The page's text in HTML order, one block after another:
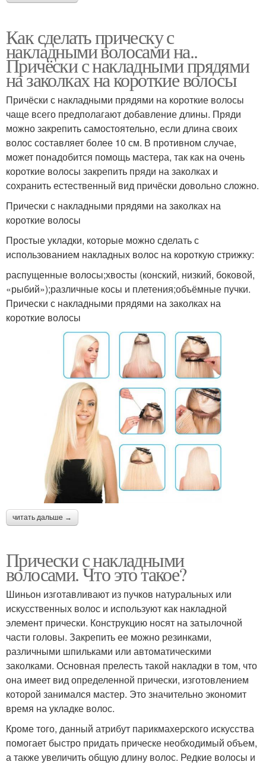
Как сделать прическу с
накладными волосами на..
Причёски с накладными прядями
на заколках на короткие волосы
Причёски с накладными прядями на короткие волосы
чаще всего предполагают добавление длины. Пряди
можно закрепить самостоятельно, если длина своих
волос составляет более 10 см. В противном случае,
может понадобится помощь мастера, так как на очень
короткие волосы закрепить пряди на заколках и
сохранить естественный вид причёски довольно сложно.
Прически с накладными прядями на заколках на
короткие волосы
Простые укладки, которые можно сделать с
использованием накладных волос на короткую стрижку:
распущенные волосы;хвосты (конский, низкий, боковой,
«рыбий»);различные косы и плетения;объёмные пучки.
Прически с накладными прядями на заколках на
короткие волосы
читать дальше →
Прически с накладными
волосами. Что это такое?
Шиньон изготавливают из пучков натуральных или
искусственных волос и используют как накладной
элемент прически. Конструкцию носят на затылочной
части головы. Закрепить ее можно резинками,
различными шпильками или автоматическими
заколками. Основная прелесть такой накладки в том, что
она имеет вид определенной прически, изготовлением
которой занимался мастер. Это значительно экономит
время на укладке волос.
Кроме того, данный атрибут парикмахерского искусства
помогает быстро придать прическе необходимый объем,
а также увеличить общую длину волос. Редкие волосы и